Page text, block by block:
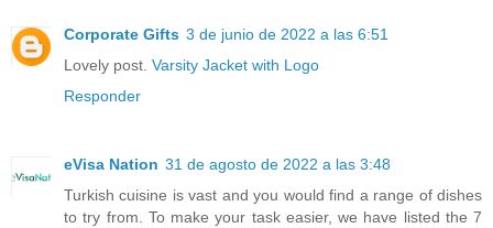
Corporate Gifts 3 de junio de 2022 a las 6:51
Lovely post. Varsity Jacket with Logo
Responder
eVisa Nation 31 de agosto de 2022 a las 3:48
Turkish cuisine is vast and you would find a range of dishes
to try from. To make your task easier, we have listed the 7